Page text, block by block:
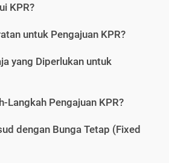
KPR?
untuk Pengajuan KPR?
yang Diperlukan untuk
Langkah Pengajuan KPR?
dengan Bunga Tetap (Fixed